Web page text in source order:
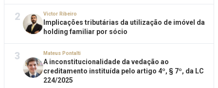
2 Victor Ribeiro
Implicações tributárias da utilização de imóvel da
holding familiar por sócio
3 Mateus Pontalti
A inconstitucionalidade da vedação ao
creditamento instituída pelo artigo 4º, § 7º, da LC
224/2025